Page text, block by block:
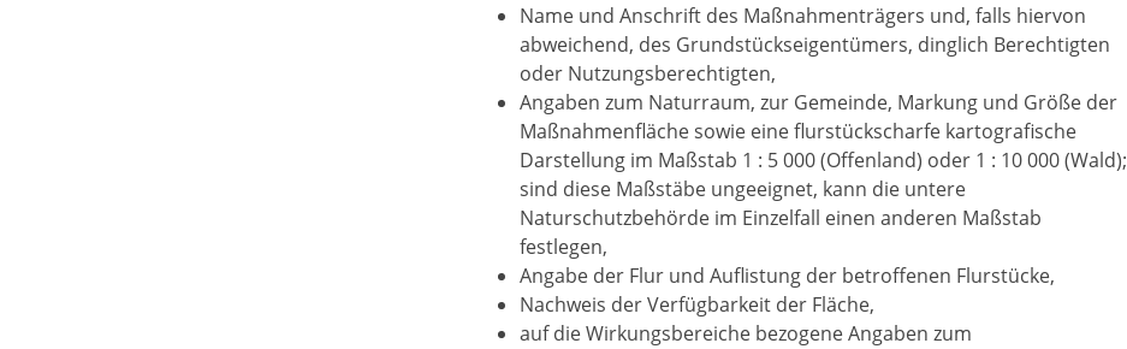
Name und Anschrift des Maßnahmenträgers und, falls hiervon
abweichend, des Grundstückseigentümers, dinglich Berechtigten
oder Nutzungsberechtigten,
Angaben zum Naturraum, zur Gemeinde, Markung und Größe der
Maßnahmenfläche sowie eine flurstückscharfe kartografische
Darstellung im Maßstab 1 : 5 000 (Offenland) oder 1 : 10 000 (Wald);
sind diese Maßstäbe ungeeignet, kann die untere
Naturschutzbehörde im Einzelfall einen anderen Maßstab
festlegen,
Angabe der Flur und Auflistung der betroffenen Flurstücke,
Nachweis der Verfügbarkeit der Fläche,
auf die Wirkungsbereiche bezogene Angaben zum